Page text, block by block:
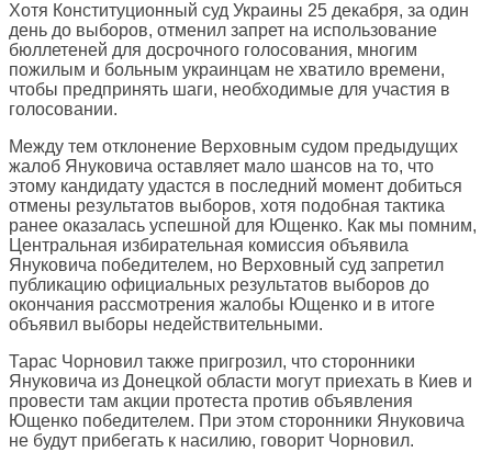
Хотя Конституционный суд Украины 25 декабря, за один
день до выборов, отменил запрет на использование
бюллетеней для досрочного голосования, многим
пожилым и больным украинцам не хватило времени,
чтобы предпринять шаги, необходимые для участия в
голосовании.
Между тем отклонение Верховным судом предыдущих
жалоб Януковича оставляет мало шансов на то, что
этому кандидату удастся в последний момент добиться
отмены результатов выборов, хотя подобная тактика
ранее оказалась успешной для Ющенко. Как мы помним,
Центральная избирательная комиссия объявила
Януковича победителем, но Верховный суд запретил
публикацию официальных результатов выборов до
окончания рассмотрения жалобы Ющенко и в итоге
объявил выборы недействительными.
Тарас Чорновил также пригрозил, что сторонники
Януковича из Донецкой области могут приехать в Киев и
провести там акции протеста против объявления
Ющенко победителем. При этом сторонники Януковича
не будут прибегать к насилию, говорит Чорновил.